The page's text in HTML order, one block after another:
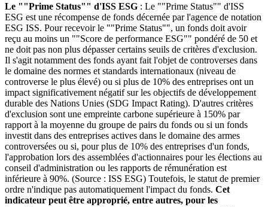
Le ""Prime Status"" d'ISS ESG : Le ""Prime Status"" d'ISS
ESG est une récompense de fonds décernée par l'agence de notation
ESG ISS. Pour recevoir le ""Prime Status"", un fonds doit avoir
reçu au moins un ""Score de performance ESG"" pondéré de 50 et
ne doit pas non plus dépasser certains seuils de critères d'exclusion.
Il s'agit notamment des fonds ayant fait l'objet de controverses dans
le domaine des normes et standards internationaux (niveau de
controverse le plus élevé) ou si plus de 10% des entreprises ont un
impact significativement négatif sur les objectifs de développement
durable des Nations Unies (SDG Impact Rating). D'autres critères
d'exclusion sont une empreinte carbone supérieure à 150% par
rapport à la moyenne du groupe de pairs du fonds ou si un fonds
investit dans des entreprises actives dans le domaine des armes
controversées ou si, pour plus de 10% des entreprises d'un fonds,
l'approbation lors des assemblées d'actionnaires pour les élections au
conseil d'administration ou les rapports de rémunération est
inférieure à 90%. (Source : ISS ESG) Toutefois, le statut de premier
ordre n'indique pas automatiquement l'impact du fonds. Cet
indicateur peut être approprié, entre autres, pour les